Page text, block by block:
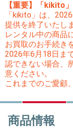
【重要】「kikito
「kikito」は、
提供を終了いたし
レンタル中の商品
お買取のお手続き
2026年6月18日ま
認できない場合、
意ください。
これまでのご愛顧
商品情報